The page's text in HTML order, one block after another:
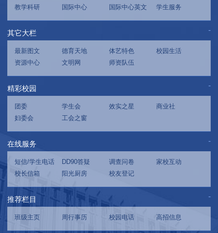
教学科研
国际中心 国际中心英文 学生服务
其它大栏
最新图文 德育天地 体艺特色
校园生活
资源中心
文明网 师资队伍
精彩校园
团委 学生会 效实之星
商业社
妇委会
工会之窗
在线服务
短信/学生电话 DD90答疑 调查问卷
家校互动
校长信箱
阳光厨房 校友登记
推荐栏目
班级主页 周行事历 校园电话 高招信息